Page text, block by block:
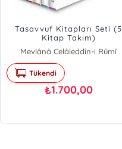
Tasavvuf Kitapları Seti (5
Kitap Takım)
Mevlânâ Celâleddîn-i Rûmî
Sultan Veled
Feridüddin Attar
Muhyiddin İbn Arabi
Tükendi
₺1.700,00